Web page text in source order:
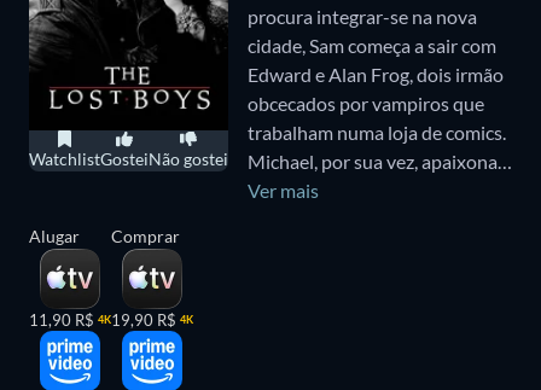
WatchlistGosteiNão gostei
procura integrar-se na nova
cidade, Sam começa a sair com
Edward e Alan Frog, dois irmão
obcecados por vampiros que
trabalham numa loja de comics.
Michael, por sua vez, apaixona-
se pela misteriosa Star e
Ver mais
Alugar
11,90 R$ 4K
Comprar
19,90 R$ 4K